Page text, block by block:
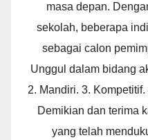
masa depan.
sekolah, beberapa
sebagai calon
Unggul dalam bidang
2. Mandiri. 3.
Demikian dan terima
yang telah